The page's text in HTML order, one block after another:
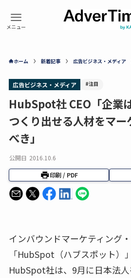
ホーム 新着記事 広告ビジネス・メディア
広告ビジネス・メディア #注目
HubSpot社 CEO「企業
つくり出せる人材をマ
べき」
公開日 2016.10.6
印刷 / PDF
インバウンドマーケティング
「HubSpot（ハブスポット）
HubSpot社は、9月に日本法